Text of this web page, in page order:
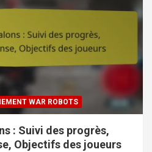
WAR ROBOTS
: Suivi des progrès,
Objectifs des joueurs